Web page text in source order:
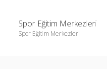
Spor Eğitim Merkezleri
Spor Eğitim Merkezleri